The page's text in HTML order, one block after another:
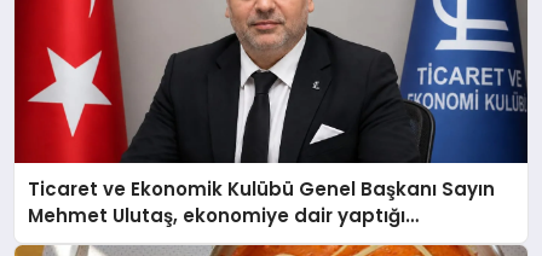
Ticaret ve Ekonomik Kulübü Genel Başkanı Sayın
Mehmet Ulutaş, ekonomiye dair yaptığı
açıklamada şunları kaydetti: